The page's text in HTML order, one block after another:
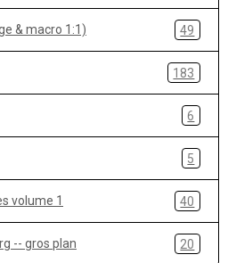
& macro 1:1) 49
183
6
5
volume 1 40
-- gros plan 20